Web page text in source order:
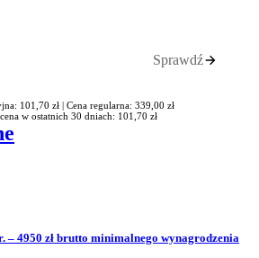
Sprawdź
101,70 zł | Cena regularna: 339,00 zł
w ostatnich 30 dniach: 101,70 zł
– 4950 zł brutto minimalnego wynagrodzenia